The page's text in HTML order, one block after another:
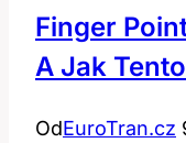
Finger
A Jak
OdEuroTran.cz